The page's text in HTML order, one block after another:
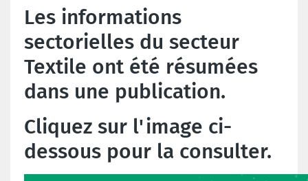
Les informations
sectorielles du secteur
Textile ont été résumées
dans une publication.
Cliquez sur l'image ci-
dessous pour la consulter.